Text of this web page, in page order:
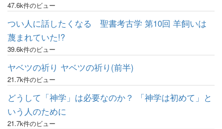
47.6k件のビュー
つい人に話したくなる 聖書考古学 第10回 羊飼いは
蔑まれていた!?
39.6k件のビュー
ヤベツの祈り ヤベツの祈り(前半)
21.7k件のビュー
どうして「神学」は必要なのか？ 「神学は初めて」と
いう人のために
21.7k件のビュー